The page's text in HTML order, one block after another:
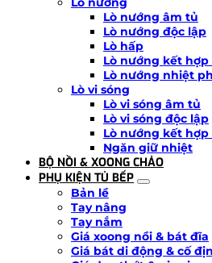
Lò nướng âm tủ
Lò nướng độc lập
Lò hấp
Lò nướng kết hợp
Lò nướng nhiệt
Lò vi sóng
Lò vi sóng âm tủ
Lò vi sóng độc lập
Lò nướng kết hợp
Ngăn giữ nhiệt
BỘ NỒI & XOONG CHẢO
PHỤ KIỆN TỦ BẾP
Bản lề
Tay nâng
Tay nắm
Giá xoong nồi & bát đĩa
Giá bát di động & cố